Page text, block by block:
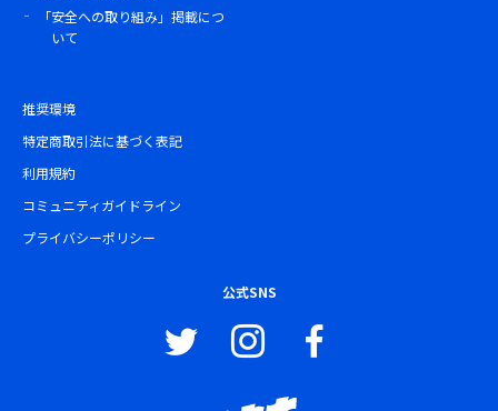
「安全への取り組み」掲載につ
いて
推奨環境
特定商取引法に基づく表記
利用規約
コミュニティガイドライン
プライバシーポリシー
公式SNS